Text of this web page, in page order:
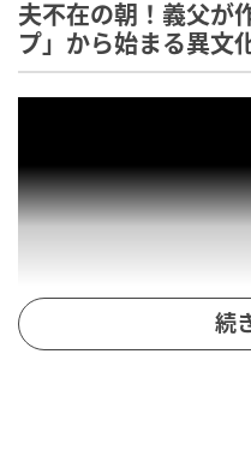
夫不在の朝！義父が
プ」から始まる異文
続